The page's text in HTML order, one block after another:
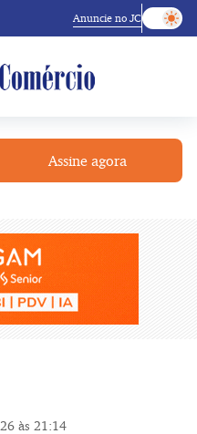
Anuncie no JC
Assine agora
às 21:14